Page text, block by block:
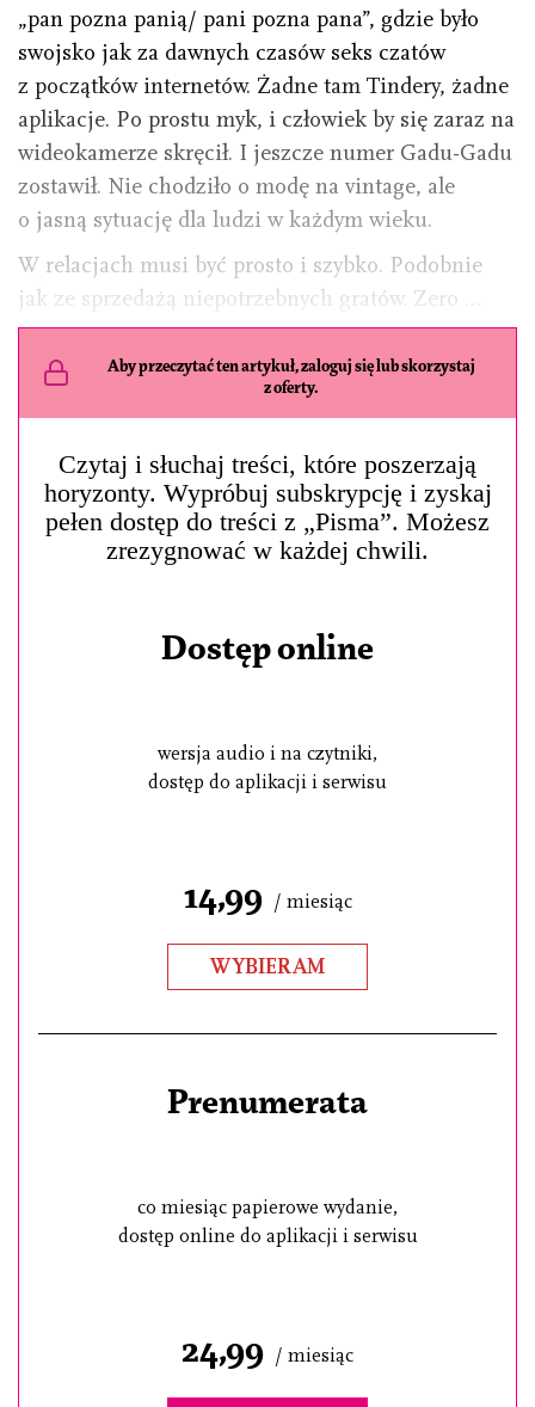
„pan pozna panią/ pani pozna pana”, gdzie było
swojsko jak za dawnych czasów seks czatów
z początków internetów. Żadne tam Tindery, żadne
aplikacje. Po prostu myk, i człowiek by się zaraz na
wideokamerze skręcił. I jeszcze numer Gadu-Gadu
zostawił. Nie chodziło o modę na vintage, ale
o jasną sytuację dla ludzi w każdym wieku.
W relacjach musi być prosto i szybko. Podobnie
jak ze sprzedażą niepotrzebnych gratów. Zero …
Aby przeczytać ten artykuł, zaloguj się lub skorzystaj
z oferty.
Czytaj i słuchaj treści, które poszerzają
horyzonty. Wypróbuj subskrypcję i zyskaj
pełen dostęp do treści z „Pisma”. Możesz
zrezygnować w każdej chwili.
Dostęp online
wersja audio i na czytniki,
dostęp do aplikacji i serwisu
14,99 / miesiąc
WYBIERAM
Prenumerata
co miesiąc papierowe wydanie,
dostęp online do aplikacji i serwisu
24,99 / miesiąc